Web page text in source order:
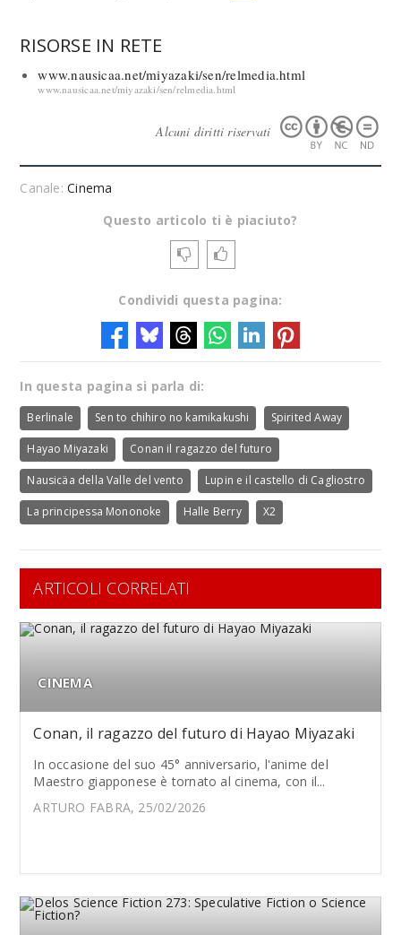
RISORSE IN RETE
www.nausicaa.net/miyazaki/sen/relmedia.html
www.nausicaa.net/miyazaki/sen/relmedia.html
Alcuni diritti riservati
Canale:Cinema
Questo articolo ti è piaciuto?
Condividi questa pagina:
In questa pagina si parla di:
Berlinale Sen to chihiro no kamikakushi Spirited Away
Hayao Miyazaki Conan il ragazzo del futuro
Nausicäa della Valle del vento Lupin e il castello di Cagliostro
La principessa Mononoke Halle Berry X2
ARTICOLI CORRELATI
CINEMA
Conan, il ragazzo del futuro di Hayao Miyazaki
In occasione del suo 45° anniversario, l'anime del
Maestro giapponese è tornato al cinema, con il...
ARTURO FABRA, 25/02/2026